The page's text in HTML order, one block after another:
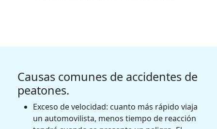
Causas comunes de accidentes de
peatones.
Exceso de velocidad: cuanto más rápido viaja
un automovilista, menos tiempo de reacción